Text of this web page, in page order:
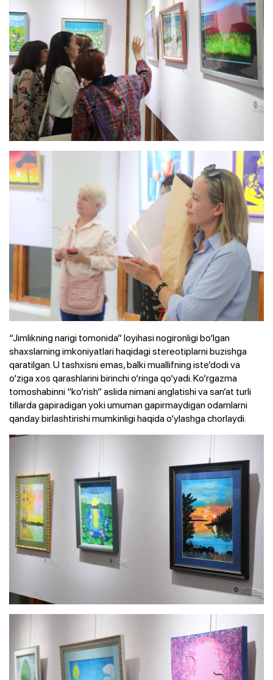
“Jimlikning narigi tomonida” loyihasi nogironligi bo‘lgan
shaxslarning imkoniyatlari haqidagi stereotiplarni buzishga
qaratilgan. U tashxisni emas, balki muallifning iste’dodi va
o‘ziga xos qarashlarini birinchi o‘ringa qo‘yadi. Ko‘rgazma
tomoshabinni “ko‘rish” aslida nimani anglatishi va san’at turli
tillarda gapiradigan yoki umuman gapirmaydigan odamlarni
qanday birlashtirishi mumkinligi haqida o‘ylashga chorlaydi.